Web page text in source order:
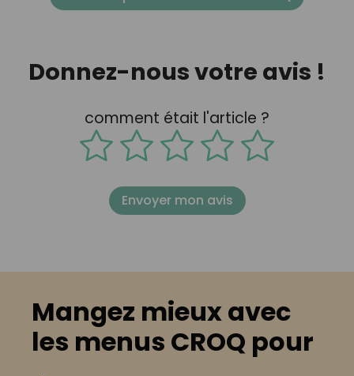
Donnez-nous votre avis !
comment était l'article ?
Envoyer mon avis
Mangez mieux avec
les menus CROQ pour